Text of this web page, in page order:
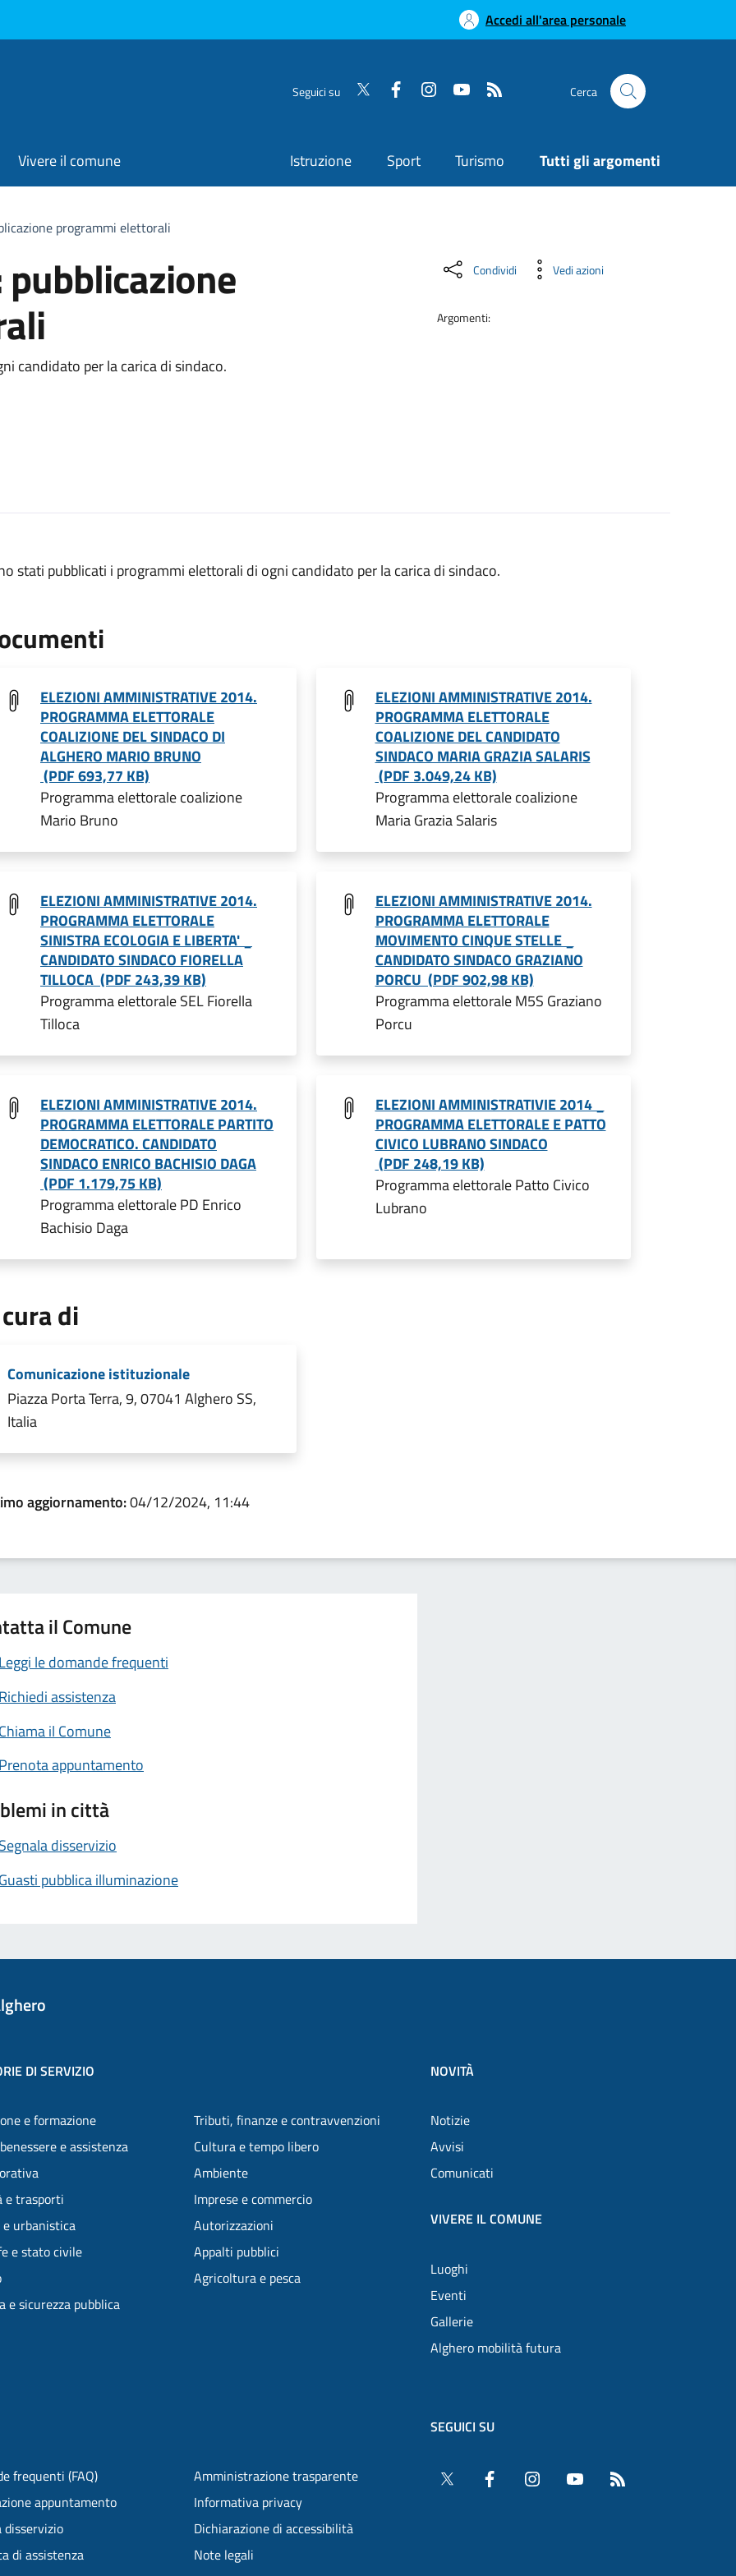
Accedi all'area personale
Seguici su Cerca
Vivere il comune Istruzione Sport Turismo Tutti gli argomenti
programmi elettorali
candidato per la carica di sindaco.
Condividi Vedi azioni
Argomenti:
stati pubblicati i programmi elettorali di ogni candidato per la carica di sindaco.
ELEZIONI AMMINISTRATIVE 2014.
PROGRAMMA ELETTORALE
COALIZIONE DEL SINDACO DI
ALGHERO MARIO BRUNO
(PDF 693,77 KB)
Programma elettorale coalizione
Mario Bruno
ELEZIONI AMMINISTRATIVE 2014.
PROGRAMMA ELETTORALE
COALIZIONE DEL CANDIDATO
SINDACO MARIA GRAZIA SALARIS
(PDF 3.049,24 KB)
Programma elettorale coalizione
Maria Grazia Salaris
ELEZIONI AMMINISTRATIVE 2014.
PROGRAMMA ELETTORALE
SINISTRA ECOLOGIA E LIBERTA' _
CANDIDATO SINDACO FIORELLA
TILLOCA (PDF 243,39 KB)
Programma elettorale SEL Fiorella
Tilloca
ELEZIONI AMMINISTRATIVE 2014.
PROGRAMMA ELETTORALE
MOVIMENTO CINQUE STELLE _
CANDIDATO SINDACO GRAZIANO
PORCU (PDF 902,98 KB)
Programma elettorale M5S Graziano
Porcu
ELEZIONI AMMINISTRATIVE 2014.
PROGRAMMA ELETTORALE PARTITO
DEMOCRATICO. CANDIDATO
SINDACO ENRICO BACHISIO DAGA
(PDF 1.179,75 KB)
Programma elettorale PD Enrico
Bachisio Daga
ELEZIONI AMMINISTRATIVIE 2014 _
PROGRAMMA ELETTORALE E PATTO
CIVICO LUBRANO SINDACO
(PDF 248,19 KB)
Programma elettorale Patto Civico
Lubrano
di
Comunicazione istituzionale
Piazza Porta Terra, 9, 07041 Alghero SS,
Italia
aggiornamento:04/12/2024, 11:44
il Comune
le domande frequenti
assistenza
il Comune
appuntamento
in città
disservizio
pubblica illuminazione
DI SERVIZIO
e formazione
e assistenza
e trasporti
urbanistica
e stato civile
e sicurezza pubblica
Tributi, finanze e contravvenzioni
Cultura e tempo libero
Ambiente
Imprese e commercio
Autorizzazioni
Appalti pubblici
Agricoltura e pesca
NOVITÀ
Notizie
Avvisi
Comunicati
VIVERE IL COMUNE
Luoghi
Eventi
Gallerie
Alghero mobilità futura
frequenti (FAQ)
appuntamento
disservizio
di assistenza
Amministrazione trasparente
Informativa privacy
Dichiarazione di accessibilità
Note legali
SEGUICI SU
Twitter Facebook InstagramYouTube